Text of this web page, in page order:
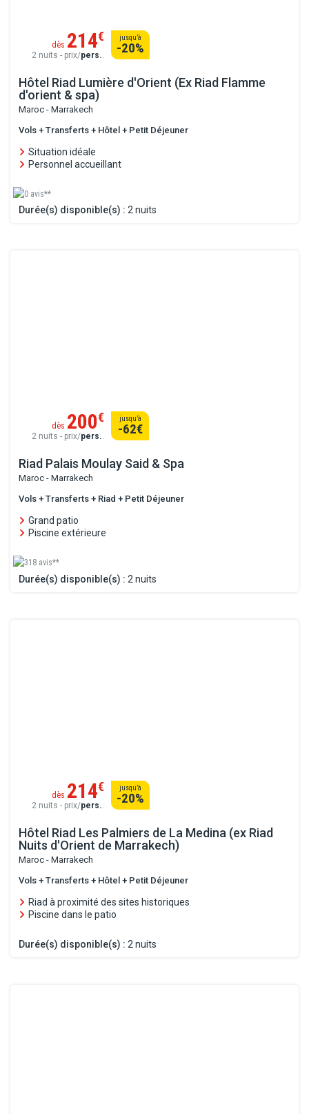
Hôtel Riad Lumière d'Orient (Ex Riad Flamme
d'orient & spa)
Maroc - Marrakech
Vols + Transferts + Hôtel + Petit Déjeuner
Situation idéale
Personnel accueillant
0 avis**
Durée(s) disponible(s) : 2 nuits
dès 214€
2 nuits - prix/pers..
jusqu’à
-20%
Riad Palais Moulay Said & Spa
Maroc - Marrakech
Vols + Transferts + Riad + Petit Déjeuner
Grand patio
Piscine extérieure
318 avis**
Durée(s) disponible(s) : 2 nuits
dès 200€
2 nuits - prix/pers..
jusqu’à
-62€
Hôtel Riad Les Palmiers de La Medina (ex Riad
Nuits d'Orient de Marrakech)
Maroc - Marrakech
Vols + Transferts + Hôtel + Petit Déjeuner
Riad à proximité des sites historiques
Piscine dans le patio
Durée(s) disponible(s) : 2 nuits
dès 214€
2 nuits - prix/pers.
jusqu’à
-20%